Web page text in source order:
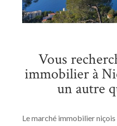
Vous
immobilier à
un autre
Le marché immobilier